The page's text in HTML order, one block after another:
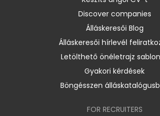
Discover companies
Álláskeresői Blog
Álláskeresői hírlevél
Letölthető önéletrajz
Gyakori kérdések
Böngésszen
FOR RECRUITERS